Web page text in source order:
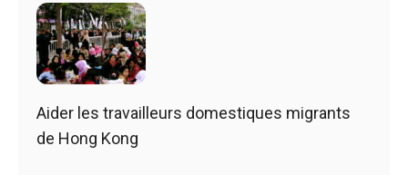
Aider les travailleurs domestiques migrants
de Hong Kong